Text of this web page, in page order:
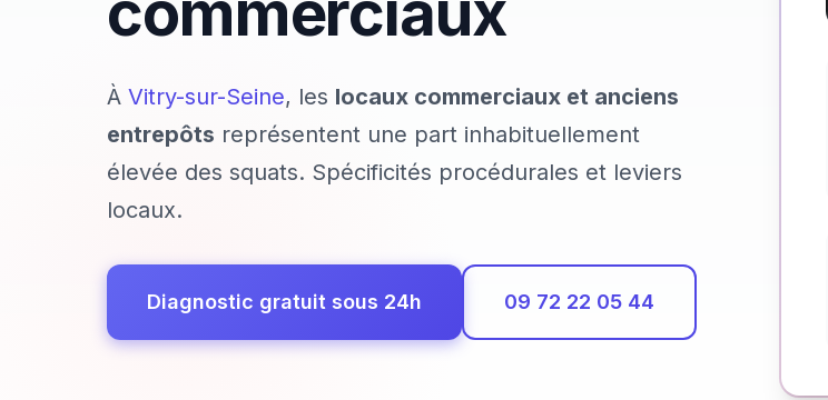
À Vitry-sur-Seine, les locaux commerciaux et anciens
entrepôts représentent une part inhabituellement
élevée des squats. Spécificités procédurales et leviers
locaux.
Diagnostic gratuit sous 24h 09 72 22 05 44